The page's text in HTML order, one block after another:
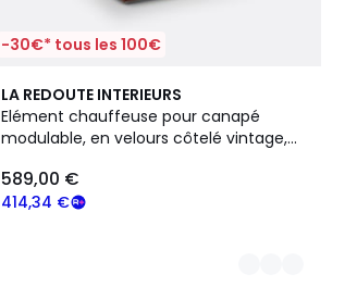
-30€* tous les 100€
LA REDOUTE INTERIEURS
Elément chauffeuse pour canapé
modulable, en velours côtelé vintage,
414,34 €
589,00 €
4
Couleurs